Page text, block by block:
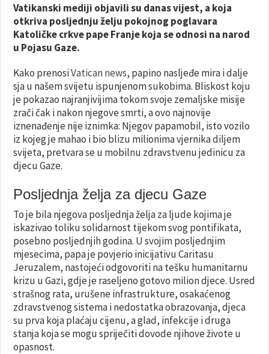
Vatikanski mediji objavili su danas vijest, a koja
otkriva posljednju želju pokojnog poglavara
Katoličke crkve pape Franje koja se odnosi na narod
u Pojasu Gaze.
Kako prenosiVatican news, papino nasljeđe mira i dalje
sja u našem svijetu ispunjenom sukobima. Bliskost koju
je pokazao najranjivijima tokom svoje zemaljske misije
zrači čak i nakon njegove smrti, a ovo najnovije
iznenađenje nije iznimka: Njegov papamobil, isto vozilo
iz kojeg je mahao i bio blizu milionima vjernika diljem
svijeta, pretvara se u mobilnu zdravstvenu jedinicu za
djecu Gaze.
Posljednja želja za djecu Gaze
To je bila njegova posljednja želja za ljude kojima je
iskazivao toliku solidarnost tijekom svog pontifikata,
posebno posljednjih godina. U svojim posljednjim
mjesecima, papa je povjerio inicijativu Caritasu
Jeruzalem, nastojeći odgovoriti na tešku humanitarnu
krizu u Gazi, gdje je raseljeno gotovo milion djece. Usred
strašnog rata, urušene infrastrukture, osakaćenog
zdravstvenog sistema i nedostatka obrazovanja, djeca
su prva koja plaćaju cijenu, a glad, infekcije i druga
stanja koja se mogu spriječiti dovode njihove živote u
opasnost.